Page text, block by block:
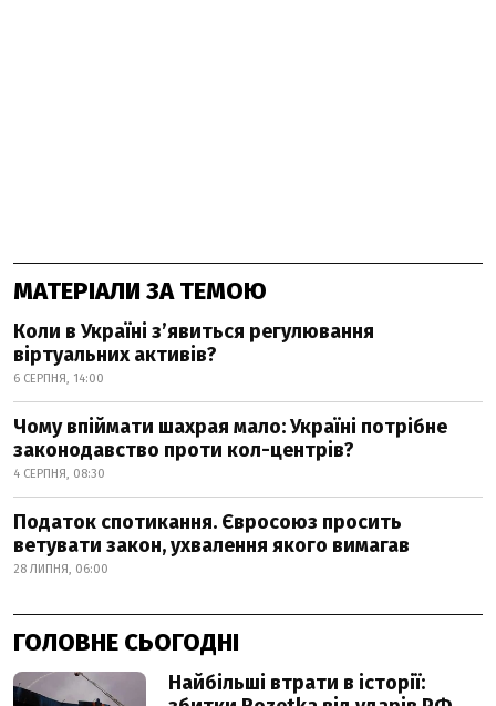
МАТЕРІАЛИ ЗА ТЕМОЮ
Коли в Україні з’явиться регулювання
віртуальних активів?
6 СЕРПНЯ, 14:00
Чому впіймати шахрая мало: Україні потрібне
законодавство проти кол-центрів?
4 СЕРПНЯ, 08:30
Податок спотикання. Євросоюз просить
ветувати закон, ухвалення якого вимагав
28 ЛИПНЯ, 06:00
ГОЛОВНЕ СЬОГОДНІ
Найбільші втрати в історії: